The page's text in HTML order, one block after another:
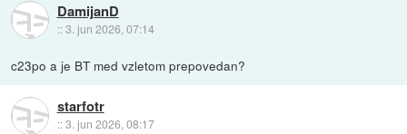
DamijanD
::3. jun 2026, 07:14
c23po a je BT med vzletom prepovedan?
starfotr
::3. jun 2026, 08:17